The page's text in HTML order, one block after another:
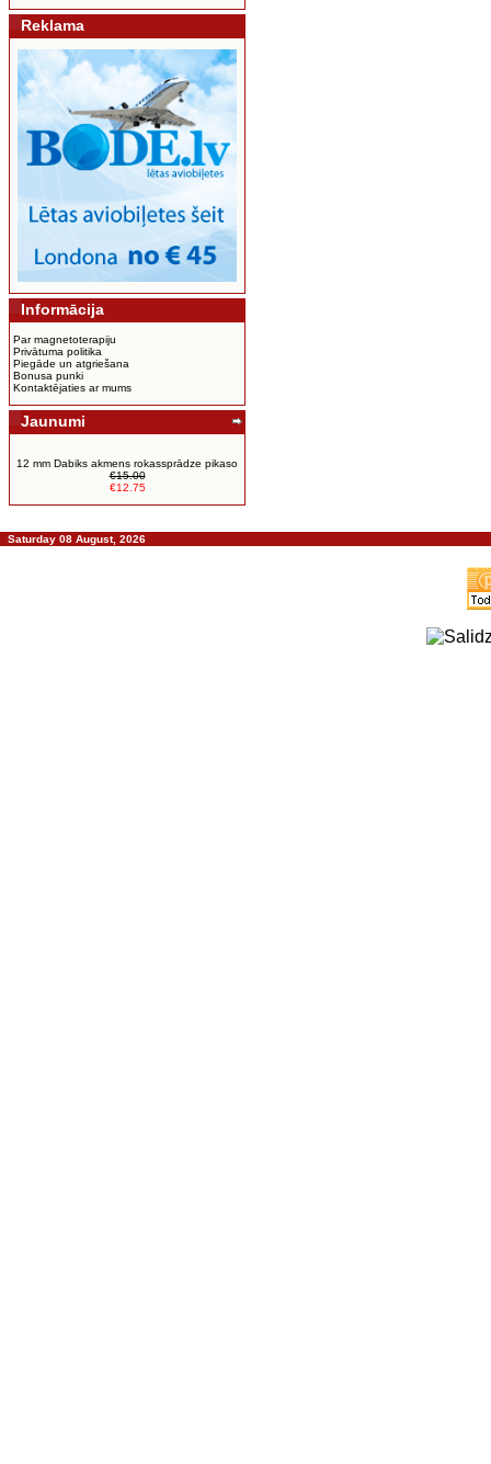
Reklama
Informācija
Par magnetoterapiju
Privātuma politika
Piegāde un atgriešana
Bonusa punki
Kontaktējaties ar mums
Jaunumi
12 mm Dabiks akmens rokassprādze pikaso
€15.00
€12.75
Saturday 08 August, 2026